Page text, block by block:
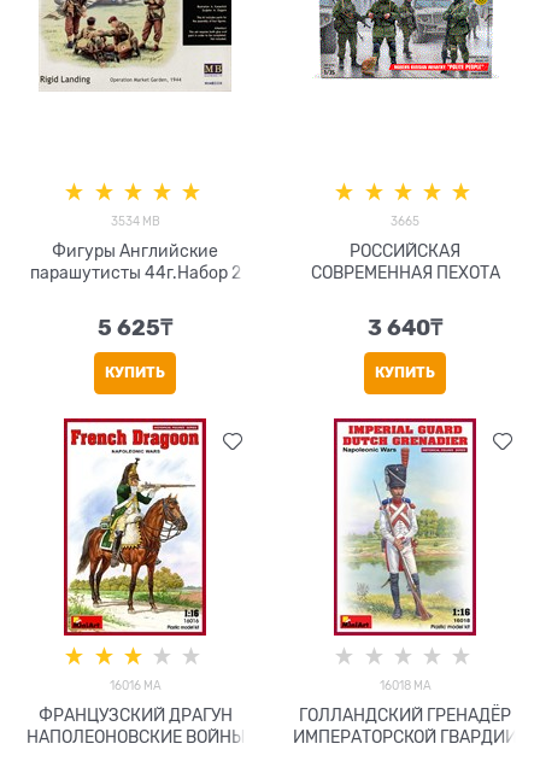
3534 MB
Фигуры Английские
парашутисты 44г.Набор 2
5 625₸
КУПИТЬ
3665
РОССИЙСКАЯ
СОВРЕМЕННАЯ ПЕХОТА
3 640₸
КУПИТЬ
16016 MA
ФРАНЦУЗСКИЙ ДРАГУН
НАПОЛЕОНОВСКИЕ ВОЙНЫ
16018 MA
ГОЛЛАНДСКИЙ ГРЕНАДЁР
ИМПЕРАТОРСКОЙ ГВАРДИИ